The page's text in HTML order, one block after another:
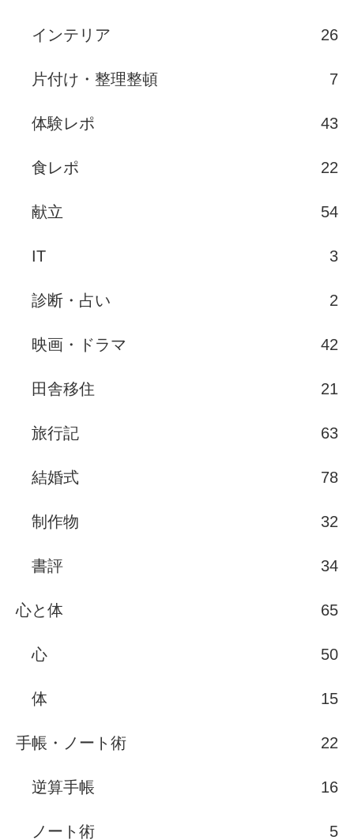
インテリア 26
片付け・整理整頓 7
体験レポ 43
食レポ 22
献立 54
IT 3
診断・占い 2
映画・ドラマ 42
田舎移住 21
旅行記 63
結婚式 78
制作物 32
書評 34
心と体 65
心 50
体 15
手帳・ノート術 22
逆算手帳 16
ノート術 5